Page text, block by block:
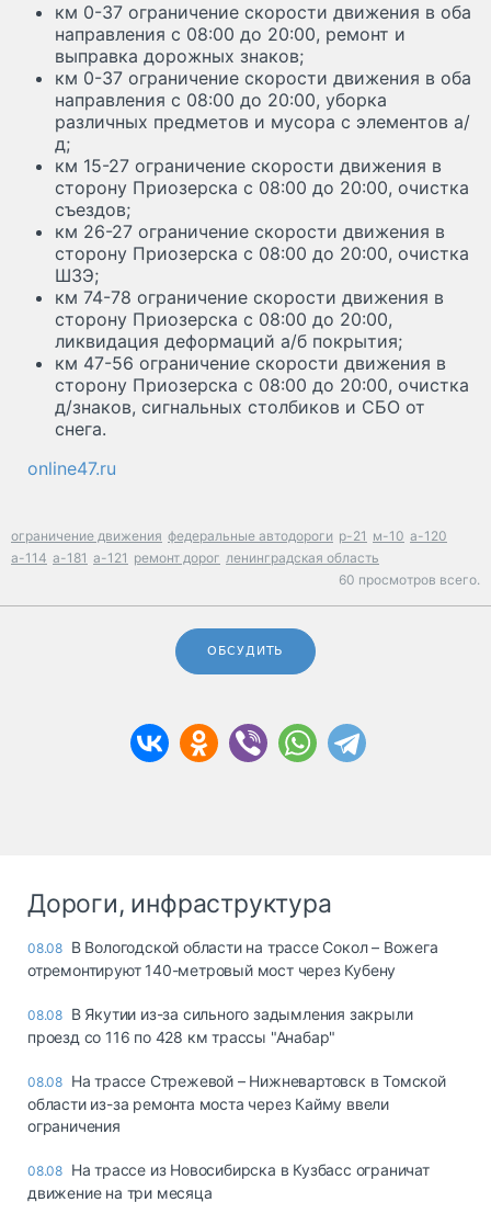
км 0-37 ограничение скорости движения в оба
направления с 08:00 до 20:00, ремонт и
выправка дорожных знаков;
км 0-37 ограничение скорости движения в оба
направления с 08:00 до 20:00, уборка
различных предметов и мусора с элементов а/
д;
км 15-27 ограничение скорости движения в
сторону Приозерска с 08:00 до 20:00, очистка
съездов;
км 26-27 ограничение скорости движения в
сторону Приозерска с 08:00 до 20:00, очистка
ШЗЭ;
км 74-78 ограничение скорости движения в
сторону Приозерска с 08:00 до 20:00,
ликвидация деформаций а/б покрытия;
км 47-56 ограничение скорости движения в
сторону Приозерска с 08:00 до 20:00, очистка
д/знаков, сигнальных столбиков и СБО от
снега.
online47.ru
ограничение движения федеральные автодороги р-21 м-10 а-120
а-114 а-181 а-121 ремонт дорог ленинградская область
60 просмотров всего.
ОБСУДИТЬ
Дороги, инфраструктура
08.08 В Вологодской области на трассе Сокол – Вожега
отремонтируют 140-метровый мост через Кубену
08.08 В Якутии из-за сильного задымления закрыли
проезд со 116 по 428 км трассы "Анабар"
08.08 На трассе Стрежевой – Нижневартовск в Томской
области из-за ремонта моста через Кайму ввели
ограничения
08.08 На трассе из Новосибирска в Кузбасс ограничат
движение на три месяца